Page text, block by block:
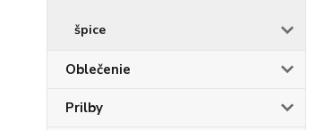
špice
Oblečenie
Prilby